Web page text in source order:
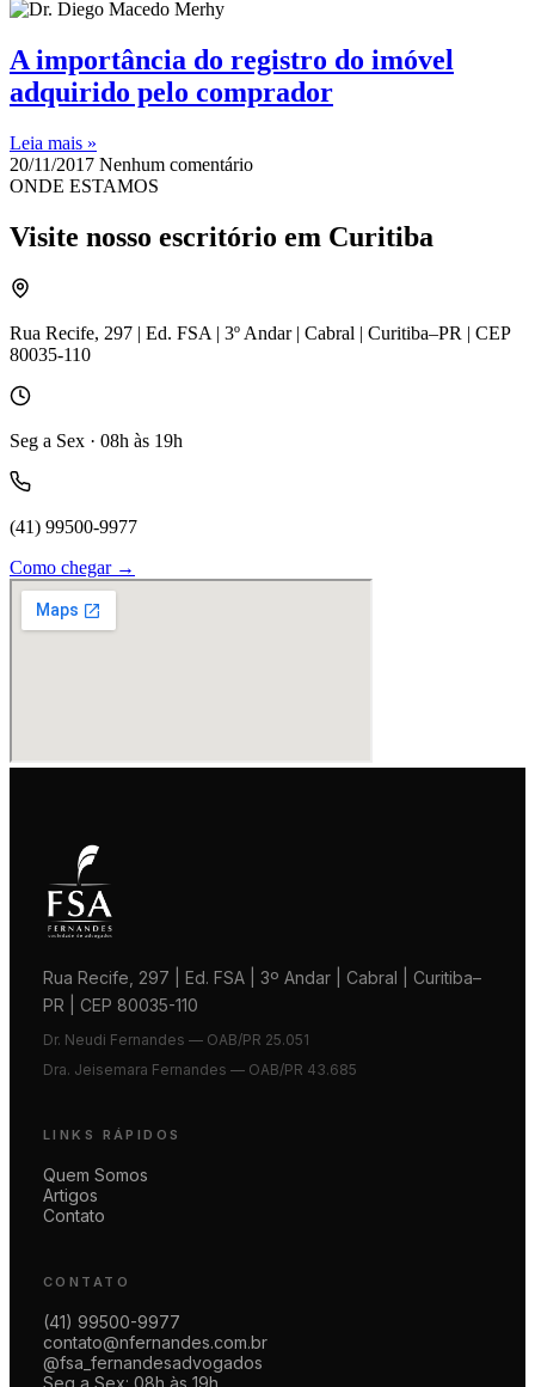
A importância do registro do imóvel
adquirido pelo comprador
Leia mais »
20/11/2017 Nenhum comentário
ONDE ESTAMOS
Visite nosso escritório em Curitiba
Rua Recife, 297 | Ed. FSA | 3º Andar | Cabral | Curitiba–PR | CEP
80035-110
Seg a Sex · 08h às 19h
(41) 99500-9977
Como chegar →
Rua Recife, 297 | Ed. FSA | 3º Andar | Cabral | Curitiba–
PR | CEP 80035-110
Dr. Neudi Fernandes — OAB/PR 25.051
Dra. Jeisemara Fernandes — OAB/PR 43.685
LINKS RÁPIDOS
Quem Somos
Artigos
Contato
CONTATO
(41) 99500-9977
contato@nfernandes.com.br
@fsa_fernandesadvogados
Seg a Sex: 08h às 19h